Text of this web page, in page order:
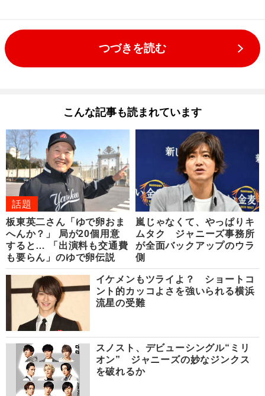
つづきを読む
こんな記事も読まれています
話題
板東英二さん「ゆで卵おま
へんか？」 局が20個用意
すると… 「出演料も交通費
も要らん」のゆで卵伝説
嵐じゃなくて、やっぱりキ
ムタク ジャニーズ事務所
が全面バックアップのウラ
側
イケメンもツライよ？ ショートコ
ント的カッコよさを強いられる横浜
流星の受難
スノスト、デビューシングル“ミリ
オン” ジャニーズの妙なジンクス
を破れるか